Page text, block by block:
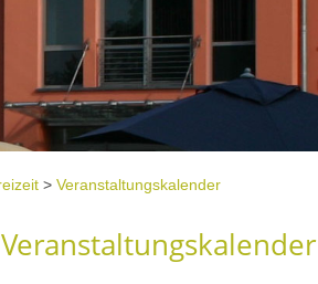
> Veranstaltungskalender